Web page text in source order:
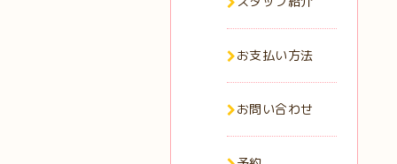
お支払い方法
お問い合わせ